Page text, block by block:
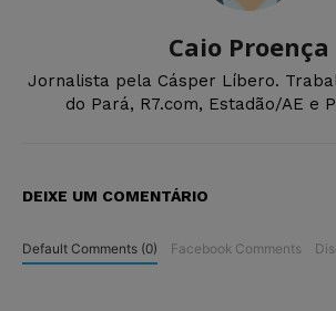
Caio Proença
Jornalista pela Cásper Líbero.
do Pará, R7.com, Estadão/AE e
DEIXE UM COMENTÁRIO
Default Comments (0) Facebook Comments